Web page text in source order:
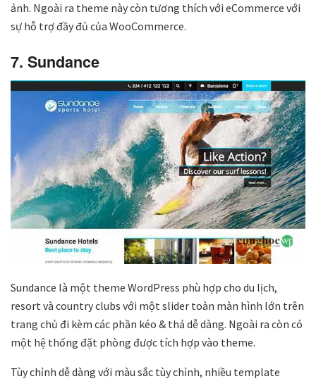
ảnh. Ngoài ra theme này còn tương thích với eCommerce với
sự hỗ trợ đầy đủ của WooCommerce.
7. Sundance
Sundance là một theme WordPress phù hợp cho du lịch,
resort và country clubs với một slider toàn màn hình lớn trên
trang chủ đi kèm các phần kéo & thả dễ dàng. Ngoài ra còn có
một hệ thống đặt phòng được tích hợp vào theme.
Tùy chỉnh dễ dàng với màu sắc tùy chỉnh, nhiều template